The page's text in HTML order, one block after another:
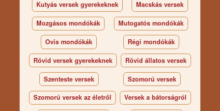
Kutyás versek gyerekeknek Macskás versek
Mozgásos mondókák Mutogatós mondókák
Ovis mondókák Régi mondókák
Rövid versek gyerekeknek Rövid állatos versek
Szenteste versek Szomorú versek
Szomorú versek az életről Versek a bátorságról